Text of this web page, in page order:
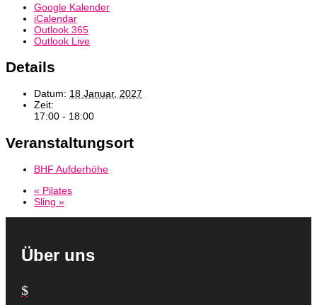
Google Kalender
iCalendar
Outlook 365
Outlook Live
Details
Datum: 18 Januar, 2027
Zeit:
17:00 - 18:00
Veranstaltungsort
BHF Aufderhöhe
« Pilates
Sling »
Über uns
$